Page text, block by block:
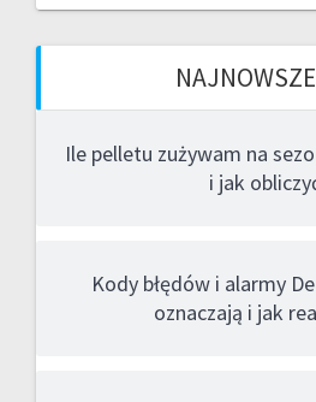
Ile pelletu zużywam na
i jak
Kody błędów i alarmy
oznaczają i jak